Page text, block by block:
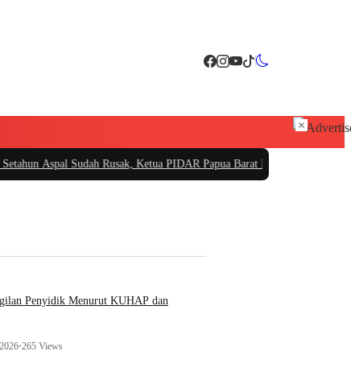
Sudah Rusak, Ketua PIDAR Papua Barat Minta Kajati Papua Periksa PT.
Penyidik Menurut KUHAP dan
•265 Views
×